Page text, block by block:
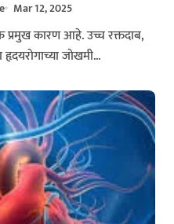
Mar 12, 2025
जोखमी...